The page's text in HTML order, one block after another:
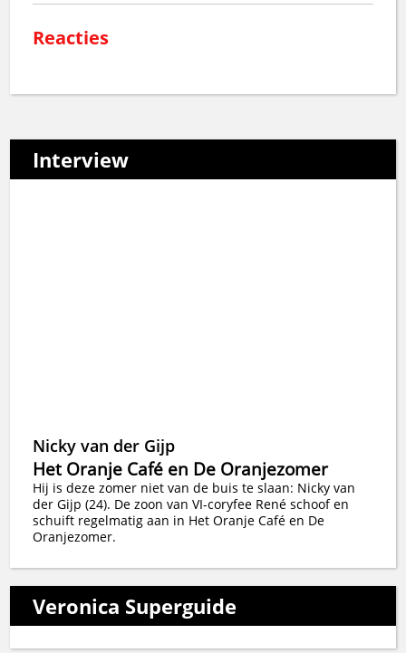
Reacties
Interview
Nicky van der Gijp
Het Oranje Café en De Oranjezomer
Hij is deze zomer niet van de buis te slaan: Nicky van
der Gijp (24). De zoon van VI-coryfee René schoof en
schuift regelmatig aan in Het Oranje Café en De
Oranjezomer.
Veronica Superguide